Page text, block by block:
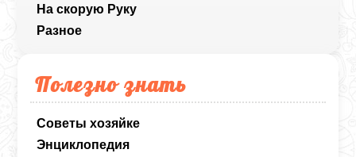
На скорую Руку
Разное
Полезно знать
Советы хозяйке
Энциклопедия